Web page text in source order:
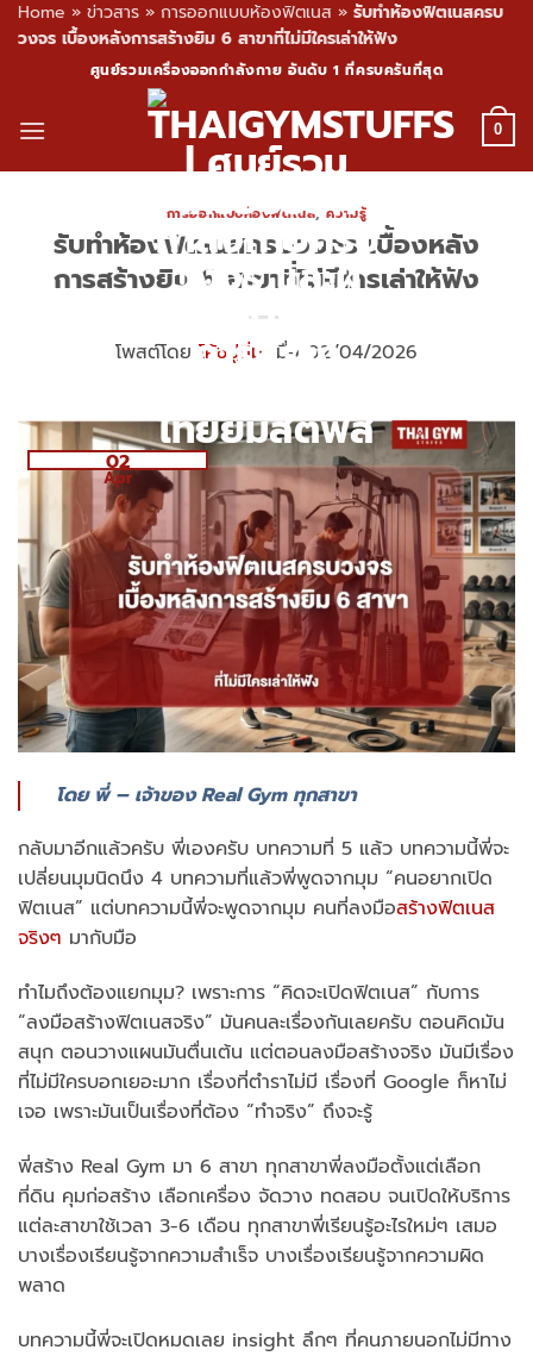
Home » ข่าวสาร » การออกแบบห้องฟิตเนส » รับทำห้องฟิตเนสครบ
วงจร เบื้องหลังการสร้างยิม 6 สาขาที่ไม่มีใครเล่าให้ฟัง
content
ศูนย์รวมเครื่องออกกำลังกาย อันดับ 1 ที่ครบครันที่สุด
0
การออกแบบห้องฟิตเนส,ความรู้
รับทำห้องฟิตเนสครบวงจร เบื้องหลัง
การสร้างยิม 6 สาขาที่ไม่มีใครเล่าให้ฟัง
โพสต์โดย โค้ชปูนิ่ม เมื่อ 02/04/2026
02
Apr
โดย พี่ – เจ้าของ Real Gym ทุกสาขา
กลับมาอีกแล้วครับ พี่เองครับ บทความที่ 5 แล้ว บทความนี้พี่จะ
เปลี่ยนมุมนิดนึง 4 บทความที่แล้วพี่พูดจากมุม “คนอยากเปิด
ฟิตเนส” แต่บทความนี้พี่จะพูดจากมุม คนที่ลงมือสร้างฟิตเนส
จริงๆ มากับมือ
ทำไมถึงต้องแยกมุม? เพราะการ “คิดจะเปิดฟิตเนส” กับการ
“ลงมือสร้างฟิตเนสจริง” มันคนละเรื่องกันเลยครับ ตอนคิดมัน
สนุก ตอนวางแผนมันตื่นเต้น แต่ตอนลงมือสร้างจริง มันมีเรื่อง
ที่ไม่มีใครบอกเยอะมาก เรื่องที่ตำราไม่มี เรื่องที่ Google ก็หาไม่
เจอ เพราะมันเป็นเรื่องที่ต้อง “ทำจริง” ถึงจะรู้
พี่สร้าง Real Gym มา 6 สาขา ทุกสาขาพี่ลงมือตั้งแต่เลือก
ที่ดิน คุมก่อสร้าง เลือกเครื่อง จัดวาง ทดสอบ จนเปิดให้บริการ
แต่ละสาขาใช้เวลา 3-6 เดือน ทุกสาขาพี่เรียนรู้อะไรใหม่ๆ เสมอ
บางเรื่องเรียนรู้จากความสำเร็จ บางเรื่องเรียนรู้จากความผิด
พลาด
บทความนี้พี่จะเปิดหมดเลย insight ลึกๆ ที่คนภายนอกไม่มีทาง